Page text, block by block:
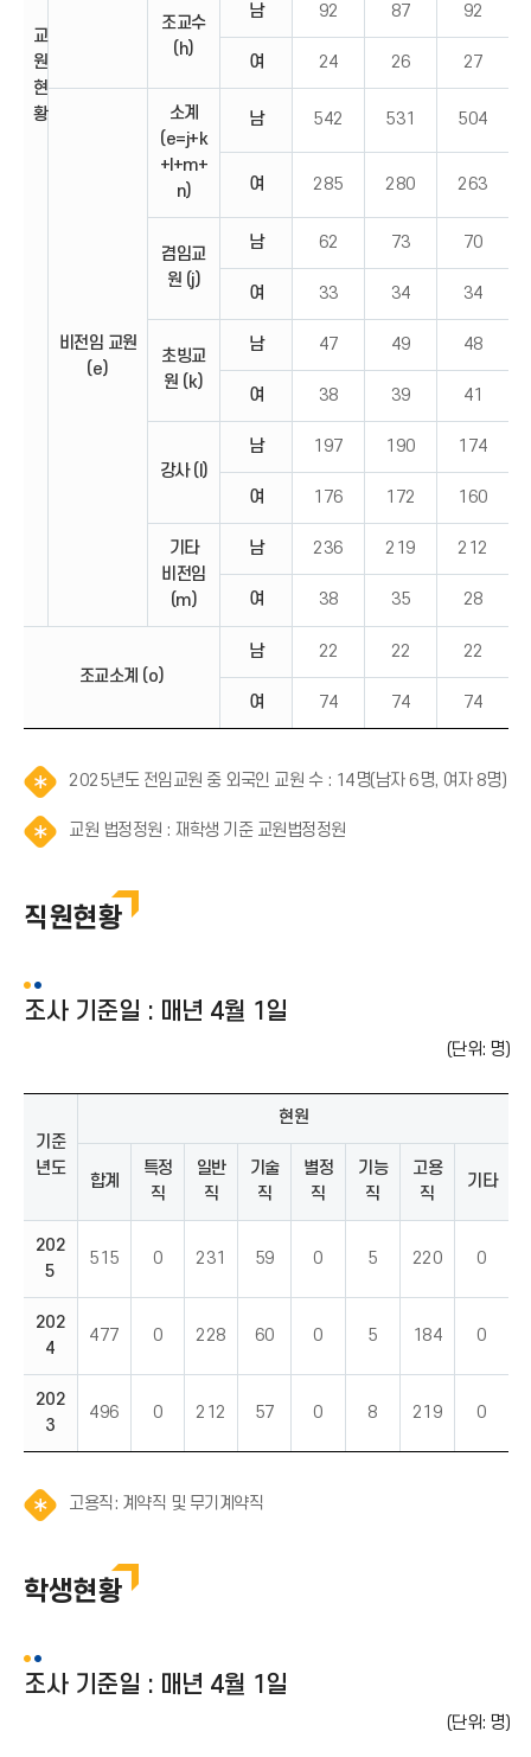
교
원
현
황
조교수
(h)
남 92 87 92
여 24 26 27
비전임 교원
(e)
소계
(e=j+k
+l+m+
n)
남 542 531 504
여 285 280 263
겸임교
원 (j)
남 62 73 70
여 33 34 34
초빙교
원 (k)
남 47 49 48
여 38 39 41
강사 (l)
남 197 190 174
여 176 172 160
기타
비전임
(m)
남 236 219 212
여 38 35 28
조교소계 (o)
남 22 22 22
여 74 74 74
2025년도 전임교원 중 외국인 교원 수 : 14명(남자 6명, 여자 8명)알
교원 법정정원 : 재학생 기준 교원법정정원알
직원현황
조사 기준일 : 매년 4월 1일
(단위: 명)
기준
년도
현원
합계
특정
직
일반
직
기술
직
별정
직
기능
직
고용
직
기타
202
5
515 0 231 59 0 5 220 0
202
4
477 0 228 60 0 5 184 0
202
3
496 0 212 57 0 8 219 0
고용직: 계약직 및 무기계약직
)
학생현황
조사 기준일 : 매년 4월 1일
(단위: 명)